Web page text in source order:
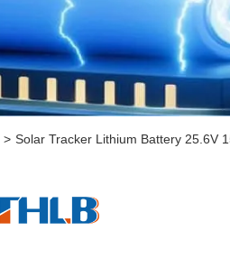
> Solar Tracker Lithium Battery 25.6V